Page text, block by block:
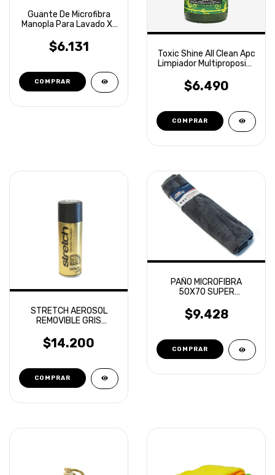
Guante De Microfibra
Manopla Para Lavado XL
$6.131
Toxic Shine All Clean Apc
Limpiador Multiproposito
$6.490
STRETCH AEROSOL
REMOVIBLE GRIS
$14.200
PAÑO MICROFIBRA
50X70 SUPER
$9.428